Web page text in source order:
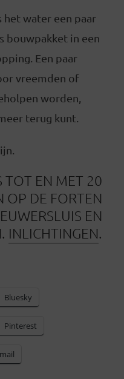
het water een paar
bouwpakket in een
Een paar
vreemden of
worden,
terug kunt.
TOT EN MET 20
OP DE FORTEN
EN
INLICHTINGEN.
Bluesky
Pinterest